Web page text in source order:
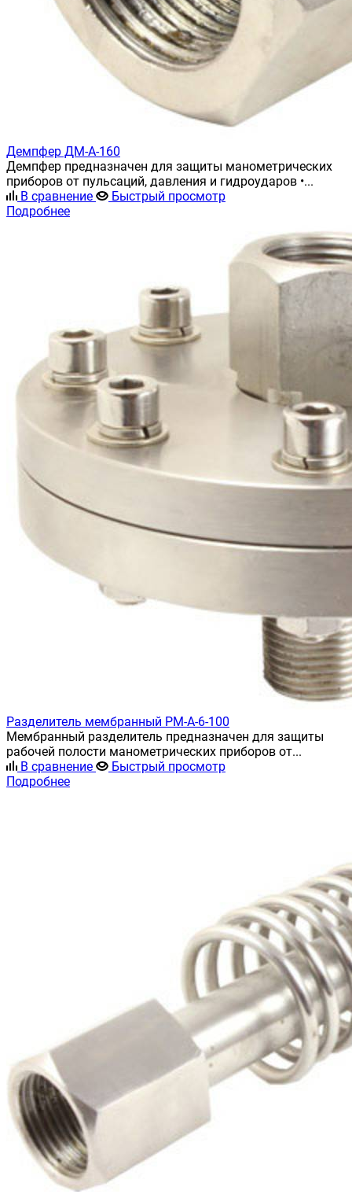
Демпфер ДМ-А-160
Демпфер предназначен для защиты манометрических
приборов от пульсаций, давления и гидроударов •...
В сравнение
Быстрый просмотр
Подробнее
Разделитель мембранный РМ-А-6-100
Мембранный разделитель предназначен для защиты
рабочей полости манометрических приборов от...
В сравнение
Быстрый просмотр
Подробнее